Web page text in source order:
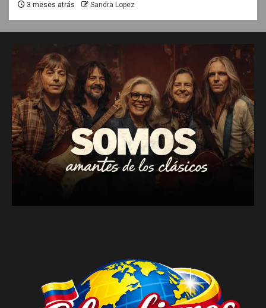
3 meses atrás Sandra Lopez